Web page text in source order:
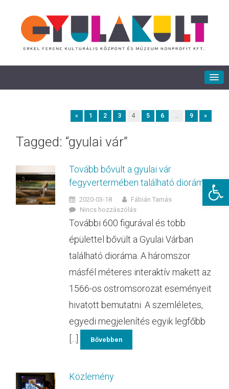
« 1 2 3 4 5 6 … 9 »
Tagged: “gyulai vár”
Tovább bővült a gyulai vár
fegyvertermében található dioráma
2020-03-18
Fábián Tamás
Nincs hozzászólás
További 600 figurával és több
épülettel bővült a Gyulai Várban
található dioráma. A háromszor
másfél méteres interaktív makett az
1566-os ostromsorozat eseményeit
hivatott bemutatni. A szemléletes,
egyedi megjelenítés egyik legfőbb
Bővebben
Közlemény